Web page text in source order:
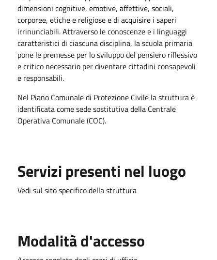
dimensioni cognitive, emotive, affettive, sociali,
corporee, etiche e religiose e di acquisire i saperi
irrinunciabili. Attraverso le conoscenze e i linguaggi
caratteristici di ciascuna disciplina, la scuola primaria
pone le premesse per lo sviluppo del pensiero riflessivo
e critico necessario per diventare cittadini consapevoli
e responsabili.
Nel Piano Comunale di Protezione Civile la struttura è
identificata come sede sostitutiva della Centrale
Operativa Comunale (COC).
Servizi presenti nel luogo
Vedi sul sito specifico della struttura
Modalità d'accesso